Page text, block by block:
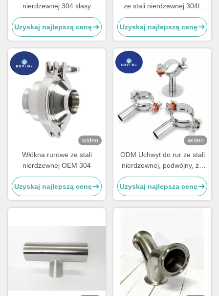
nierdzewnej 304 klasy
spożywczej, sanitarne,
zacisk Ferrule z
pojedynczym bolcem
Uzyskaj najlepszą cenę
ze stali nierdzewnej 304l,
kolano 45 stopni krótkie
Uzyskaj najlepszą cenę
wideo
Włókna rurowe ze stali
nierdzewnej OEM 304
Uzyskaj najlepszą cenę
wideo
ODM Uchwyt do rur ze stali
nierdzewnej, podwójny, ze
stali nierdzewnej 304, złączki
do rur
Uzyskaj najlepszą cenę